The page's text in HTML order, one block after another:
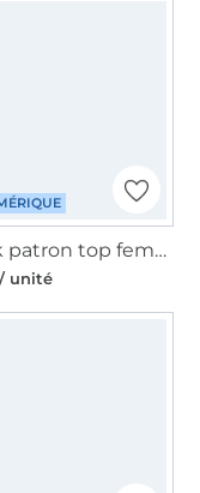
Ebook patron top femme pdf Heidi My Image S1318, en français
unité